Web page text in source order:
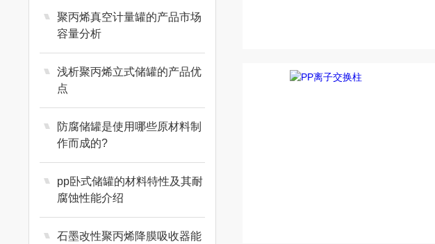
聚丙烯真空计量罐的产品市场
容量分析
浅析聚丙烯立式储罐的产品优
点
防腐储罐是使用哪些原材料制
作而成的?
pp卧式储罐的材料特性及其耐
腐蚀性能介绍
石墨改性聚丙烯降膜吸收器能